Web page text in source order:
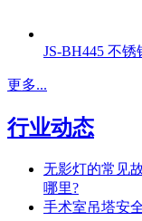
JS-BH445 不
更多...
行业动态
无影灯的常见
哪里?
手术室吊塔安